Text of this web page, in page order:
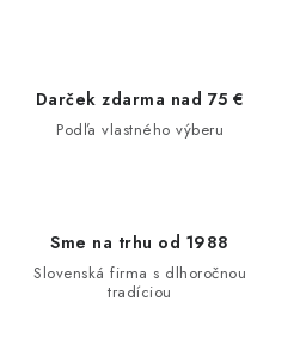
Darček zdarma nad 75 €
Podľa vlastného výberu
Sme na trhu od 1988
Slovenská firma s dlhoročnou
tradíciou